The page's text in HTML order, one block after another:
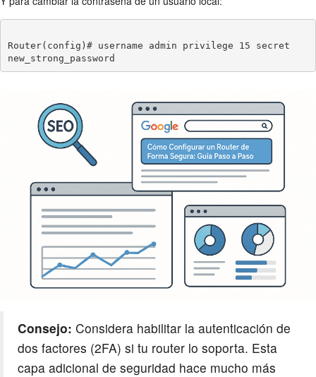
Router(config)# username admin privilege 15 secret
Consejo: Considera habilitar la autenticación de
dos factores (2FA) si tu router lo soporta. Esta
capa adicional de seguridad hace mucho más